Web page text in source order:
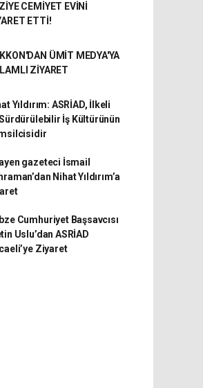
CEMİYET EVİNİ
ETTİ!
ÜMİT MEDYA'YA
ZİYARET
Yıldırım: ASRİAD, İlkeli
İş Kültürünün
gazeteci İsmail
Nihat Yıldırım’a
Cumhuriyet Başsavcısı
Uslu’dan ASRİAD
Ziyaret